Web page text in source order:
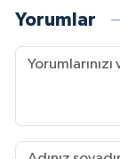
Yorumlar